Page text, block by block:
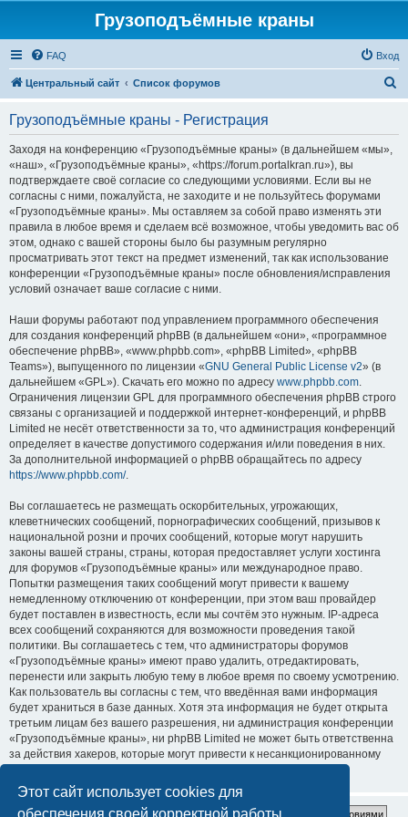
Этот сайт использует cookies для
обеспечения своей корректной работы.
Грузоподъёмные краны
FAQ Вход
Центральный сайт Список форумов
Грузоподъёмные краны - Регистрация
Заходя на конференцию «Грузоподъёмные краны» (в дальнейшем «мы»,
«наш», «Грузоподъёмные краны», «https://forum.portalkran.ru»), вы
подтверждаете своё согласие со следующими условиями. Если вы не
согласны с ними, пожалуйста, не заходите и не пользуйтесь форумами
«Грузоподъёмные краны». Мы оставляем за собой право изменять эти
правила в любое время и сделаем всё возможное, чтобы уведомить вас об
этом, однако с вашей стороны было бы разумным регулярно
просматривать этот текст на предмет изменений, так как использование
конференции «Грузоподъёмные краны» после обновления/исправления
условий означает ваше согласие с ними.
Наши форумы работают под управлением программного обеспечения
для создания конференций phpBB (в дальнейшем «они», «программное
обеспечение phpBB», «www.phpbb.com», «phpBB Limited», «phpBB
Teams»), выпущенного по лицензии «GNU General Public License v2» (в
дальнейшем «GPL»). Скачать его можно по адресу www.phpbb.com.
Ограничения лицензии GPL для программного обеспечения phpBB строго
связаны с организацией и поддержкой интернет-конференций, и phpBB
Limited не несёт ответственности за то, что администрация конференций
определяет в качестве допустимого содержания и/или поведения в них.
За дополнительной информацией о phpBB обращайтесь по адресу
https://www.phpbb.com/.
Вы соглашаетесь не размещать оскорбительных, угрожающих,
клеветнических сообщений, порнографических сообщений, призывов к
национальной розни и прочих сообщений, которые могут нарушить
законы вашей страны, страны, которая предоставляет услуги хостинга
для форумов «Грузоподъёмные краны» или международное право.
Попытки размещения таких сообщений могут привести к вашему
немедленному отключению от конференции, при этом ваш провайдер
будет поставлен в известность, если мы сочтём это нужным. IP-адреса
всех сообщений сохраняются для возможности проведения такой
политики. Вы соглашаетесь с тем, что администраторы форумов
«Грузоподъёмные краны» имеют право удалить, отредактировать,
перенести или закрыть любую тему в любое время по своему усмотрению.
Как пользователь вы согласны с тем, что введённая вами информация
будет храниться в базе данных. Хотя эта информация не будет открыта
третьим лицам без вашего разрешения, ни администрация конференции
«Грузоподъёмные краны», ни phpBB Limited не может быть ответственна
за действия хакеров, которые могут привести к несанкционированному